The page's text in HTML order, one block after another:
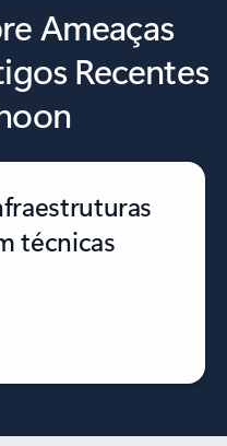
Ameaças
Recentes
técnicas